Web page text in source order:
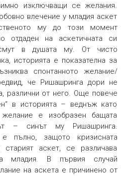
изключващи се желания.
влечение у младия аскет
му до този момент
отдаден на аскетичната си
в душата му. От чисто
историята е показателна за
спонтанното желание/
че Ришашринга дори не
различни от него. Още повече
в историята – веднъж като
желание е изобразен бащата
– синът му Ришашринга.
пълно, защото кризисната
аскет, се различава
младия. В първия случай
на аскета е причинено от